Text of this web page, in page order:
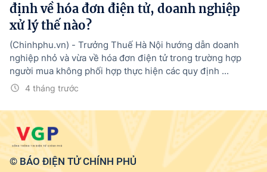
Bản quyền thuộc Báo Điện tử Chính phủ - Cổng Thông tin điện tử Chính
phủ.
Ghi rõ nguồn "Báo Điện tử Chính phủ", "Cổng Thông tin điện tử Chính phủ",
hoặc www.baochinhphu.vn, www.chinhphu.vn khi phát hành lại thông tin
từ các nguồn này.
định về hóa đơn điện tử, doanh nghiệp
xử lý thế nào?
4 tháng trước
(Chinhphu.vn) - Trưởng Thuế Hà Nội hướng dẫn doanh
nghiệp nhỏ và vừa về hóa đơn điện tử trong trường hợp
người mua không phối hợp thực hiện các quy định ...
© BÁO ĐIỆN TỬ CHÍNH PHỦ